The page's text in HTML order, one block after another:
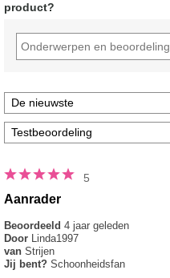
product?
5
Aanrader
Beoordeeld 4 jaar geleden
Door Linda1997
van Strijen
Jij bent? Schoonheidsfan